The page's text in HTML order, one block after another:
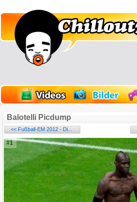
Balotelli Picdump
<< Fußball-EM 2012 - Di...
#1